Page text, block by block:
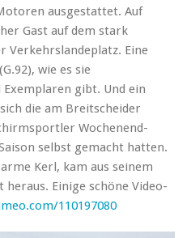
ausgestattet. Auf
Gast auf dem stark
Verkehrslandeplatz. Eine
wie es sie
gibt. Und ein
die am Breitscheider
Wochenend-
selbst gemacht hatten.
Kerl, kam aus seinem
Einige schöne Video-
110197080